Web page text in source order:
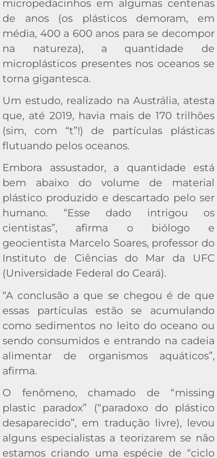
micropedacinhos em algumas centenas
de anos (os plásticos demoram, em
média, 400 a 600 anos para se decompor
na natureza), a quantidade de
microplásticos presentes nos oceanos se
torna gigantesca.
Um estudo, realizado na Austrália, atesta
que, até 2019, havia mais de 170 trilhões
(sim, com “t”!) de partículas plásticas
flutuando pelos oceanos.
Embora assustador, a quantidade está
bem abaixo do volume de material
plástico produzido e descartado pelo ser
humano. “Esse dado intrigou os
cientistas”, afirma o biólogo e
geocientista Marcelo Soares, professor do
Instituto de Ciências do Mar da UFC
(Universidade Federal do Ceará).
“A conclusão a que se chegou é de que
essas partículas estão se acumulando
como sedimentos no leito do oceano ou
sendo consumidos e entrando na cadeia
alimentar de organismos aquáticos”,
afirma.
O fenômeno, chamado de “missing
plastic paradox” (“paradoxo do plástico
desaparecido”, em tradução livre), levou
alguns especialistas a teorizarem se não
estamos criando uma espécie de “ciclo